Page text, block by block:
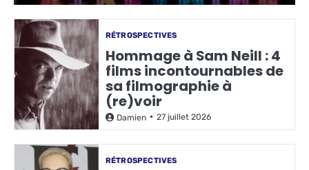
RÉTROSPECTIVES
Hommage à Sam Neill : 4
films incontournables de
sa filmographie à
(re)voir
Damien 27 juillet 2026
RÉTROSPECTIVES